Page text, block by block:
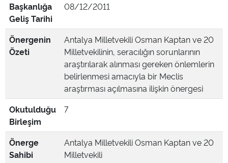
Başkanlığa
Geliş Tarihi
08/12/2011
Önergenin
Özeti
Antalya Milletvekili Osman Kaptan ve 20
Milletvekilinin, seracılığın sorunlarının
araştırılarak alınması gereken önlemlerin
belirlenmesi amacıyla bir Meclis
araştırması açılmasına ilişkin önergesi
Okutulduğu
Birleşim
7
Önerge
Sahibi
Antalya Milletvekili Osman Kaptan ve 20
Milletvekili